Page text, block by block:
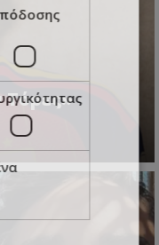
Τόρες»